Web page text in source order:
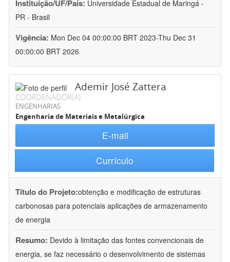
Instituição/UF/País: Universidade Estadual de Maringá -
PR - Brasil
Vigência: Mon Dec 04 00:00:00 BRT 2023-Thu Dec 31
00:00:00 BRT 2026
Ademir José Zattera
COORDENADOR(A)
ENGENHARIAS
Engenharia de Materiais e Metalúrgica
E-mail
Currículo
Título do Projeto:obtenção e modificação de estruturas
carbonosas para potenciais aplicações de armazenamento
de energia
Resumo: Devido à limitação das fontes convencionais de
energia, se faz necessário o desenvolvimento de sistemas